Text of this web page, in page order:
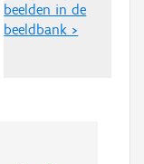
beelden in de
beeldbank >